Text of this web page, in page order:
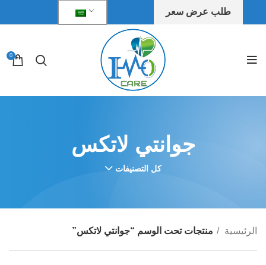
طلب عرض سعر
0
جوانتي لاتكس
كل التصنيفات
الرئيسية منتجات تحت الوسم “جوانتي لاتكس”